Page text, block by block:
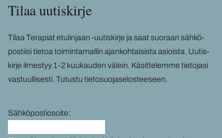
Tilaa uu­tis­kir­je
Tilaa Te­ra­piat etu­lin­jaan -​uutiskirje ja saat suo­raan säh­kö­
pos­tii­si tie­toa toi­min­ta­mal­lin ajan­koh­tai­sis­ta asiois­ta. Uu­tis­
kir­je il­mes­tyy 1-2 kuu­kau­den vä­lein. Kä­sit­te­lem­me tie­to­ja­si
vas­tuul­li­ses­ti. Tu­tus­tu tie­to­suo­ja­se­los­tee­seen.
Sähköpostiosoite: